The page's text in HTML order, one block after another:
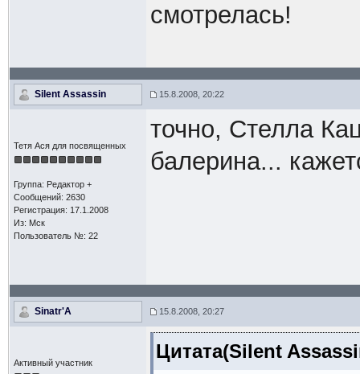
смотрелась!
Silent Assassin 15.8.2008, 20:22
Тетя Ася для посвященных
Группа: Редактор +
Сообщений: 2630
Регистрация: 17.1.2008
Из: Мск
Пользователь №: 22
точно, Стелла
балерина...
Sinatr'A 15.8.2008, 20:27
Активный участник
Цитата(Silent